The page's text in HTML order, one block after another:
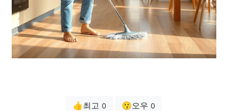
👍최고 0 😗오우 0